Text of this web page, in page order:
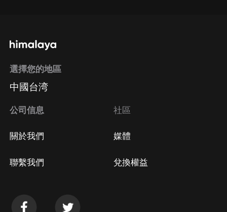
選擇您的地區
中國台湾
公司信息
關於我們
聯繫我們
社區
媒體
兌換權益